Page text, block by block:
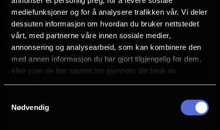
mediefunksjoner og for å analysere trafikken vår. Vi deler
dessuten informasjon om hvordan du bruker nettstedet
vårt, med partnerne våre innen sosiale medier,
annonsering og analysearbeid, som kan kombinere den
med annen informasjon du har gjort tilgjengelig for dem,
eller som de har samlet inn gjennom din bruk av
Nødvendig
Rollebesetning
Morena Baccarin
Charlotte Riley
Nicholas Galitzine
Alison Brie
James Purefoy
Jóhannes Haukur Jóhannesson
Camila Mendes
Se mer